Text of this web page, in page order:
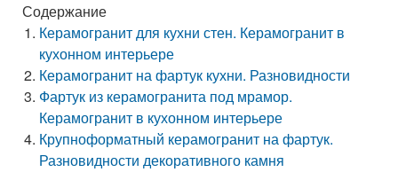
Содержание
Керамогранит для кухни стен. Керамогранит в
кухонном интерьере
Керамогранит на фартук кухни. Разновидности
Фартук из керамогранита под мрамор.
Керамогранит в кухонном интерьере
Крупноформатный керамогранит на фартук.
Разновидности декоративного камня